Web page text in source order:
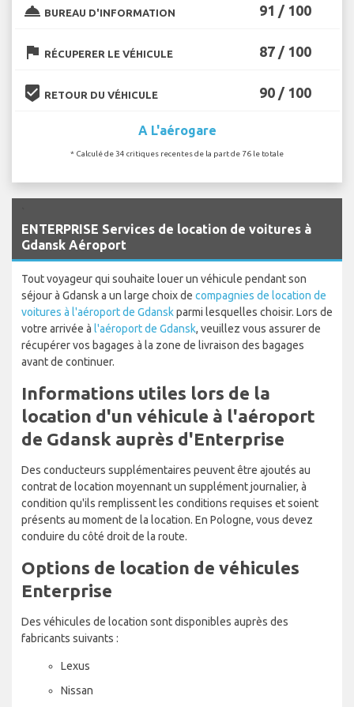
room_service BUREAU D'INFORMATION 91 / 100
flag RÉCUPERER LE VÉHICULE 87 / 100
beenhere RETOUR DU VÉHICULE 90 / 100
A L'aérogare
* Calculé de 34 critiques recentes de la part de 76 le totale
ENTERPRISE Services de location de voitures à
Gdansk Aéroport
Tout voyageur qui souhaite louer un véhicule pendant son
séjour à Gdansk a un large choix de compagnies de location de
voitures à l'aéroport de Gdanskparmi lesquelles choisir. Lors de
votre arrivée à l'aéroport de Gdansk, veuillez vous assurer de
récupérer vos bagages à la zone de livraison des bagages
avant de continuer.
Informations utiles lors de la
location d'un véhicule à l'aéroport
de Gdansk auprès d'Enterprise
Des conducteurs supplémentaires peuvent être ajoutés au
contrat de location moyennant un supplément journalier, à
condition qu'ils remplissent les conditions requises et soient
présents au moment de la location. En Pologne, vous devez
conduire du côté droit de la route.
Options de location de véhicules
Enterprise
Des véhicules de location sont disponibles auprès des
fabricants suivants :
Lexus
Nissan